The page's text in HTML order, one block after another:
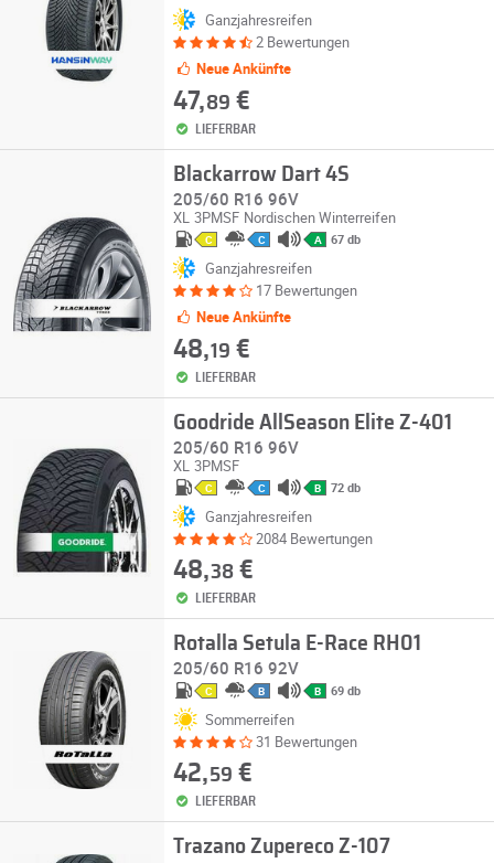
Ganzjahresreifen
2 Bewertungen
Neue Ankünfte
47,89 €
LIEFERBAR
Blackarrow Dart 4S
205/60 R16 96V
XL 3PMSF Nordischen Winterreifen
C C A 67 db
Ganzjahresreifen
17 Bewertungen
Neue Ankünfte
48,19 €
LIEFERBAR
Goodride AllSeason Elite Z-401
205/60 R16 96V
XL 3PMSF
C C B 72 db
Ganzjahresreifen
2084 Bewertungen
48,38€
LIEFERBAR
Rotalla Setula E-Race RH01
205/60 R16 92V
C B B 69 db
Sommerreifen
31 Bewertungen
42,59 €
LIEFERBAR
Trazano Zupereco Z-107